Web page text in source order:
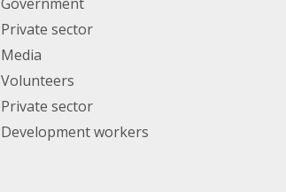
Private sector
Media
Volunteers
Private sector
Development workers